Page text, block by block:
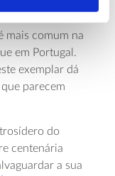
mais comum na
em Portugal.
exemplar dá
parecem
do
centenária
a sua